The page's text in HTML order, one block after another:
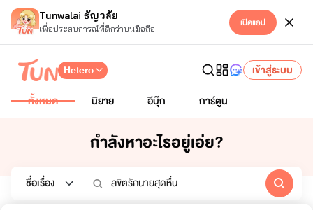
Tunwalai ธัญวลัย
เพื่อประสบการณ์ที่ดีกว่าบนมือถือ เปิดแอป
Hetero
เข้าสู่ระบบ
ทั้งหมด
นิยาย อีบุ๊ก การ์ตูน
กำลังหาอะไรอยู่เอ่ย?